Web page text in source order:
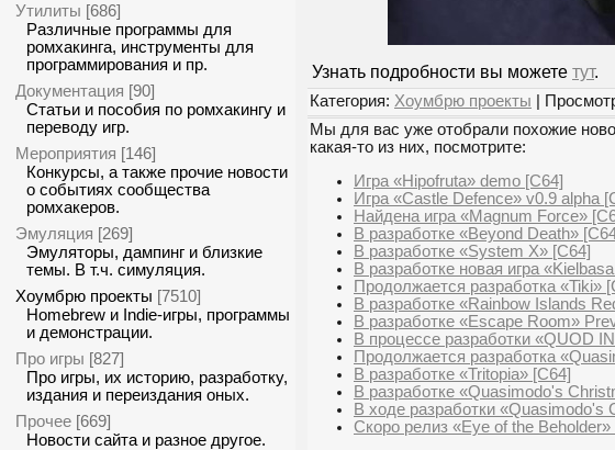
Утилиты [686]
Различные программы для
ромхакинга, инструменты для
программирования и пр.
Документация [90]
Статьи и пособия по ромхакингу и
переводу игр.
Мероприятия [146]
Конкурсы, а также прочие новости
о событиях сообщества
ромхакеров.
Эмуляция [269]
Эмуляторы, дампинг и близкие
темы. В т.ч. симуляция.
Хоумбрю проекты [7510]
Homebrew и Indie-игры, программы
и демонстрации.
Про игры [827]
Про игры, их историю, разработку,
издания и переиздания оных.
Прочее [669]
Новости сайта и разное другое.
Узнать подробности вы можете тут.
Категория: Хоумбрю проекты |
Мы для вас уже отобрали похожие
какая-то из них, посмотрите:
Игра «Hipofruta» demo [C64]
Игра «Castle Defence» v0.9 alpha
Найдена игра «Magnum Force»
В разработке «Beyond Death»
В разработке «System X» [C64]
В разработке новая игра
Продолжается разработка «Tiki»
В разработке «Rainbow Islands
В разработке «Escape Room»
В процессе разработки «QUOD
Продолжается разработка
В разработке «Tritopia» [C64]
В разработке «Quasimodo's
В ходе разработки «Quasimodo's
Скоро релиз «Eye of the